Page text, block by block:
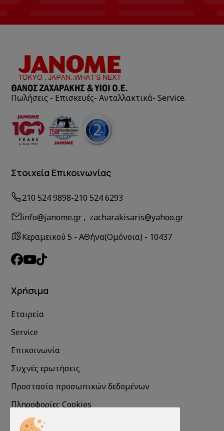
Πωλήσεις - Επισκευές- Ανταλλακτικά- Service.
Στοιχεία Επικοινωνίας
210 524 9898-210 524 6293
info@janome.gr , zacharakisaris@yahoo.gr
Κεραμεικού 5 - ΑΘήνα(Ομόνοια) - 10437
Χρήσιμα
Εταιρεία
Service
Επικοινωνία
Συχνές ερωτήσεις
Προστασία προσωπικών δεδομένων
Πληροφορίες Cookies